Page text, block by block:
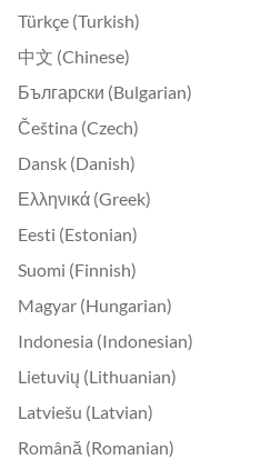
Türkçe (Turkish)
中文 (Chinese)
Български (Bulgarian)
Čeština (Czech)
Dansk (Danish)
Ελληνικά (Greek)
Eesti (Estonian)
Suomi (Finnish)
Magyar (Hungarian)
Indonesia (Indonesian)
Lietuvių (Lithuanian)
Latviešu (Latvian)
Română (Romanian)